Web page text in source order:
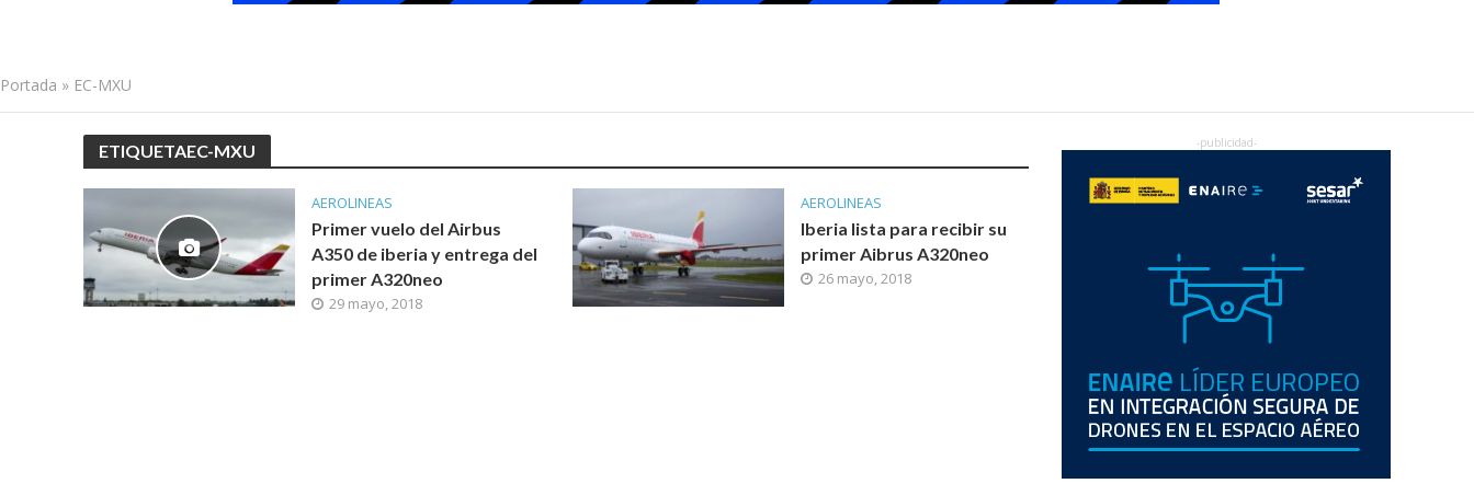
Portada » EC-MXU
ETIQUETAEC-MXU
AEROLINEAS
Primer vuelo del Airbus
A350 de iberia y entrega del
primer A320neo
29 mayo, 2018
AEROLINEAS
Iberia lista para recibir su
primer Aibrus A320neo
26 mayo, 2018